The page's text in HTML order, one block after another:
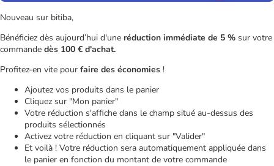
Nouveau sur bitiba,
Bénéficiez dès aujourd’hui d'une réduction immédiate de 5 % sur votre
commande dès 100 € d'achat.
Profitez-en vite pour faire des économies !
Ajoutez vos produits dans le panier
Cliquez sur "Mon panier"
Votre réduction s'affiche dans le champ situé au-dessus des
produits sélectionnés
Activez votre réduction en cliquant sur "Valider"
Et voilà ! Votre réduction sera automatiquement appliquée dans
le panier en fonction du montant de votre commande